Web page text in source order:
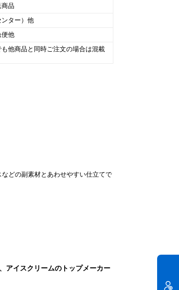
品
ター）他
便他
他商品と同時ご注文の場合は混載
どの副素材とあわせやすい仕立てで
アイスクリームのトップメーカー